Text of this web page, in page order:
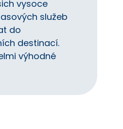
vysoce
služeb
do
destinací.
výhodné